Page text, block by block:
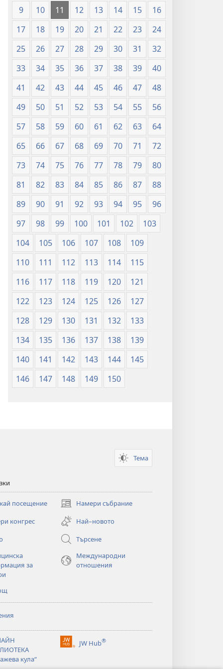
г.)
9
10 11 12 13 14 15
16
17
18 19 20 21 22 23
24
25
26 27 28 29 30 31
32
33
34 35 36 37 38 39
40
41
42 43 44 45 46 47
48
49
50 51 52 53 54 55
56
57
58 59 60 61 62 63
64
65
66 67 68 69 70 71
72
73
74 75 76 77 78 79
80
81
82 83 84 85 86 87
88
89
90 91 92 93 94 95
96
97
98 99 100 101 102
103
104
105 106 107 108
109
110
111 112 113 114
115
116
117 118 119 120
121
122
123 124 125 126
127
128
129 130 131 132
133
134
135 136 137 138
139
140
141 142 143 144
145
146
147 148 149 150
Тема
посещение Намери събрание
(отваря
нов
прозорец)
конгрес
Най–новото
Търсене
за
Международни
отношения
кула“
JW Hub®
(отваря